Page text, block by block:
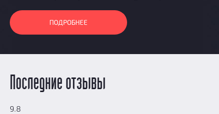
ПОДРОБНЕЕ
Последние отзывы
9.8